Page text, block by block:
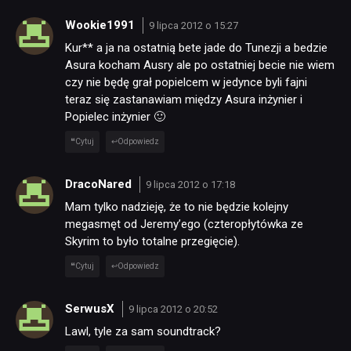
Wookie1991 9 lipca 2012 o 15:27
Kur** a ja na ostatnią bete jade do Tunezji a bedzie
Asura kocham Ausry ale po ostatniej becie nie wiem
czy nie będę grał popielcem w jedynce byli fajni
teraz się zastanawiam między Asura inżynier i
Popielec inżynier 🙂
Cytuj Odpowiedz
DracoNared 9 lipca 2012 o 17:18
Mam tylko nadzieję, że to nie będzie kolejny
megasmęt od Jeremy’ego (czteropłytówka ze
Skyrim to było totalne przegięcie).
Cytuj Odpowiedz
SerwusX 9 lipca 2012 o 20:52
Lawl, tyle za sam soundtrack?